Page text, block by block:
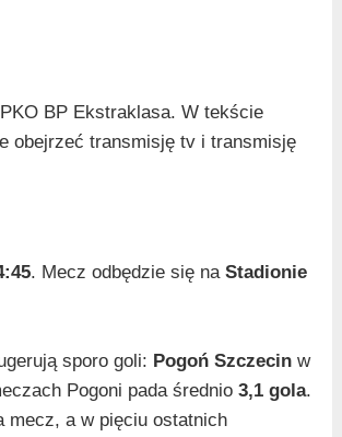
BP Ekstraklasa. W tekście
obejrzeć transmisję tv i transmisję
. Mecz odbędzie się na Stadionie
sporo goli: Pogoń Szczecinw
Pogoni pada średnio 3,1 gola.
mecz, a w pięciu ostatnich